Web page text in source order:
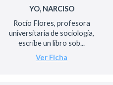
YO, NARCISO
Rocío Flores, profesora
universitaria de sociología,
escribe un libro sob...
Ver Ficha